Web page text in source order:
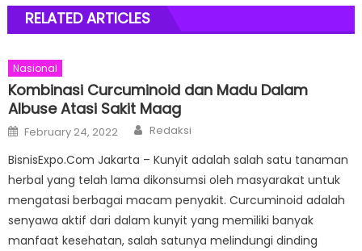
RELATED ARTICLES
Nasional
Kombinasi Curcuminoid dan Madu Dalam
Albuse Atasi Sakit Maag
Posted
on
February 24, 2022 Author
Redaksi
BisnisExpo.Com Jakarta – Kunyit adalah salah satu tanaman
herbal yang telah lama dikonsumsi oleh masyarakat untuk
mengatasi berbagai macam penyakit. Curcuminoid adalah
senyawa aktif dari dalam kunyit yang memiliki banyak
manfaat kesehatan, salah satunya melindungi dinding